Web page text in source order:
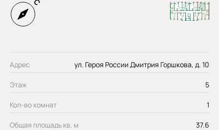
Адрес ул. Героя России Дмитрия Горшкова, д. 10
Этаж 5
Кол-во комнат 1
Общая площадь кв. м 37.6